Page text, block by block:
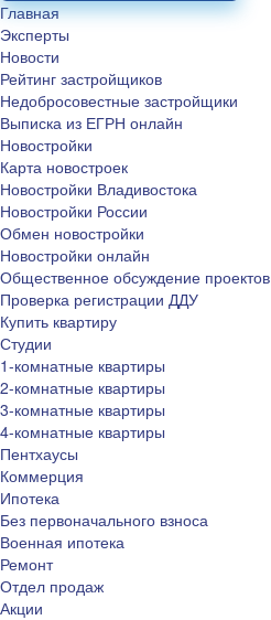
Главная
Эксперты
Новости
Рейтинг застройщиков
Недобросовестные застройщики
Выписка из ЕГРН онлайн
Новостройки
Карта новостроек
Новостройки Владивостока
Новостройки России
Обмен новостройки
Новостройки онлайн
Общественное обсуждение проектов
Проверка регистрации ДДУ
Купить квартиру
Студии
1-комнатные квартиры
2-комнатные квартиры
3-комнатные квартиры
4-комнатные квартиры
Пентхаусы
Коммерция
Ипотека
Без первоначального взноса
Военная ипотека
Ремонт
Отдел продаж
Акции